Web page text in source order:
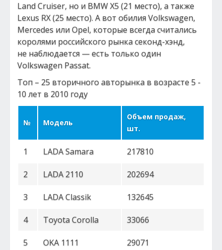
Land Cruiser, но и BMW X5 (21 место), а также
Lexus RX (25 место). А вот обилия Volkswagen,
Mercedes или Opel, которые всегда считались
королями российского рынка секонд-хэнд,
не наблюдается — есть только один
Volkswagen Passat.
Топ – 25 вторичного авторынка в возрасте 5 -
10 лет в 2010 году
№ Модель
Объем продаж,
шт.
1 LADA Samara 217810
2 LADA 2110 202694
3 LADA Classik 132645
4 Toyota Corolla 33066
5 OKA 1111 29071